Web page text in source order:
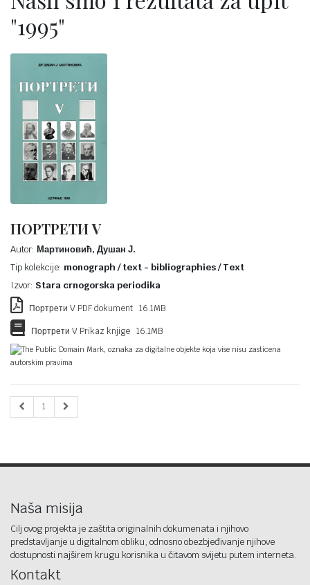
"1995"
ПОРТРЕТИ V
Autor: Мартиновић, Душан Ј.
Tip kolekcije: monograph / text - bibliographies / Text
Izvor: Stara crnogorska periodika
Портрети V PDF dokument 16.1MB
Портрети V Prikaz knjige 16.1MB
The Public Domain Mark, oznaka za digitalne objekte koja vise nisu zasticena
autorskim pravima
1
Naša misija
Cilj ovog projekta je zaštita originalnih dokumenata i njihovo
predstavljanje u digitalnom obliku, odnosno obezbjeđivanje njihove
dostupnosti najširem krugu korisnika u čitavom svijetu putem interneta.
Kontakt